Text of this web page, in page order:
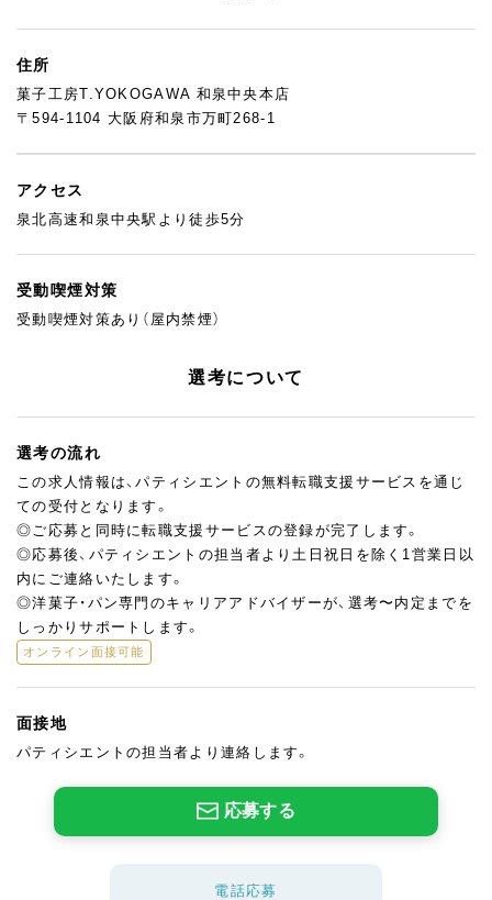
住所
菓子工房T.YOKOGAWA 和泉中央本店
〒594-1104 大阪府和泉市万町268-1
アクセス
泉北高速和泉中央駅より徒歩5分
受動喫煙対策
受動喫煙対策あり（屋内禁煙）
選考について
選考の流れ
この求人情報は、パティシエントの無料転職支援サービスを通じ
ての受付となります。
◎ご応募と同時に転職支援サービスの登録が完了します。
◎応募後、パティシエントの担当者より土日祝日を除く1営業日以
内にご連絡いたします。
◎洋菓子・パン専門のキャリアアドバイザーが、選考〜内定までを
しっかりサポートします。
オンライン面接可能
面接地
パティシエントの担当者より連絡します。
応募する
電話応募